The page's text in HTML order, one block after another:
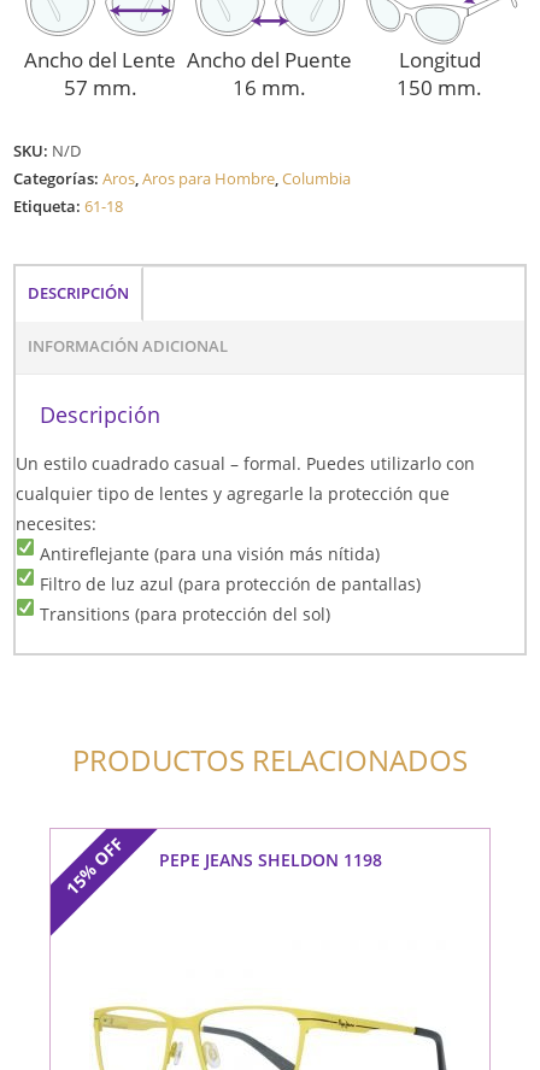
Ancho del Lente
57 mm.
Ancho del Puente
16 mm.
Longitud
150 mm.
SKU: N/D
Categorías:Aros,Aros para Hombre,Columbia
Etiqueta:61-18
DESCRIPCIÓN
INFORMACIÓN ADICIONAL
Descripción
Un estilo cuadrado casual – formal. Puedes utilizarlo con
cualquier tipo de lentes y agregarle la protección que
necesites:
Antireflejante (para una visión más nítida)
Filtro de luz azul (para protección de pantallas)
Transitions (para protección del sol)
PRODUCTOS RELACIONADOS
15%
OFF PEPE JEANS SHELDON 1198